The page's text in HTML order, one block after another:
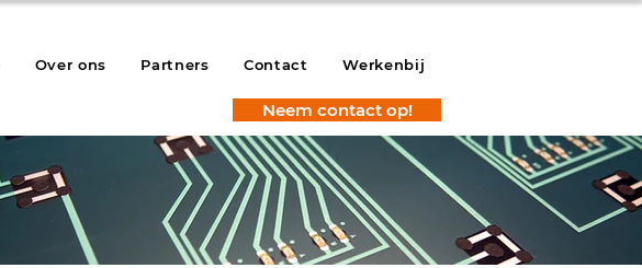
Over ons Partners Contact Werkenbij
Neem contact op!